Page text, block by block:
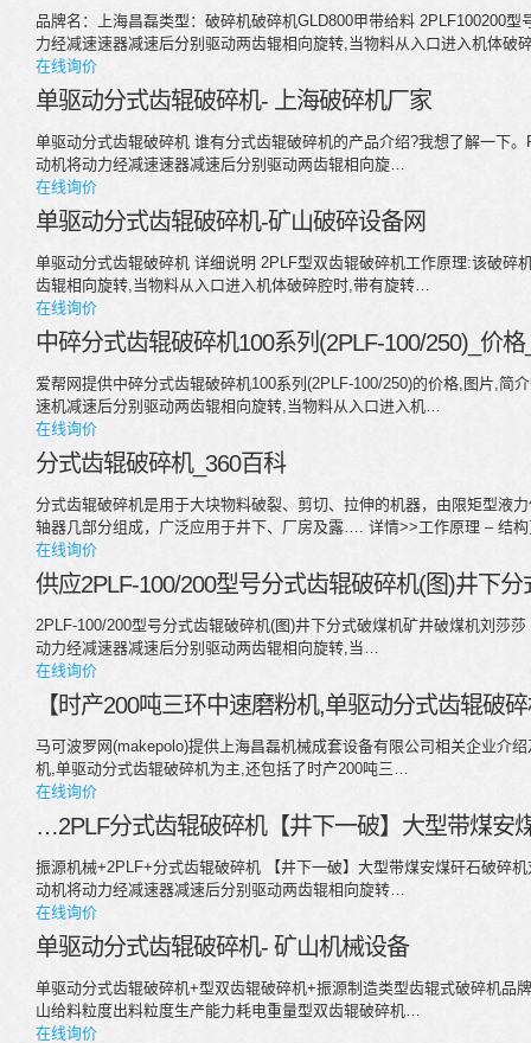
品牌名：上海昌磊类型：破碎机破碎机GLD800甲带给料 2PLF100200
力经减速速器减速后分别驱动两齿辊相向旋转,当物料从入口进入机体破
在线询价
单驱动分式齿辊破碎机- 上海破碎机厂家
单驱动分式齿辊破碎机 谁有分式齿辊破碎机的产品介绍?我想了解一下
动机将动力经减速速器减速后分别驱动两齿辊相向旋…
在线询价
单驱动分式齿辊破碎机-矿山破碎设备网
单驱动分式齿辊破碎机 详细说明 2PLF型双齿辊破碎机工作原理:该破碎
齿辊相向旋转,当物料从入口进入机体破碎腔时,带有旋转…
在线询价
中碎分式齿辊破碎机100系列(2PLF-100/250)_价
爱帮网提供中碎分式齿辊破碎机100系列(2PLF-100/250)的价格,图片,简
速机减速后分别驱动两齿辊相向旋转,当物料从入口进入机…
在线询价
分式齿辊破碎机_360百科
分式齿辊破碎机是用于大块物料破裂、剪切、拉伸的机器，由限矩型液
轴器几部分组成，广泛应用于井下、厂房及露…. 详情>>工作原理 – 结
在线询价
供应2PLF-100/200型号分式齿辊破碎机(图)井下
2PLF-100/200型号分式齿辊破碎机(图)井下分式破煤机矿井破煤机刘莎
动力经减速器减速后分别驱动两齿辊相向旋转,当…
在线询价
【时产200吨三环中速磨粉机,单驱动分式齿辊破
马可波罗网(makepolo)提供上海昌磊机械成套设备有限公司相关企业介
机,单驱动分式齿辊破碎机为主,还包括了时产200吨三…
在线询价
…2PLF分式齿辊破碎机【井下一破】大型带煤安
振源机械+2PLF+分式齿辊破碎机 【井下一破】大型带煤安煤矸石破碎
动机将动力经减速器减速后分别驱动两齿辊相向旋转…
在线询价
单驱动分式齿辊破碎机- 矿山机械设备
单驱动分式齿辊破碎机+型双齿辊破碎机+振源制造类型齿辊式破碎机品
山给料粒度出料粒度生产能力耗电重量型双齿辊破碎机…
在线询价